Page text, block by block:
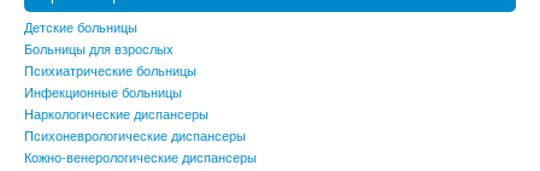
Детские больницы
Больницы для взрослых
Психиатрические больницы
Инфекционные больницы
Наркологические диспансеры
Психоневрологические диспансеры
Кожно-венерологические диспансеры